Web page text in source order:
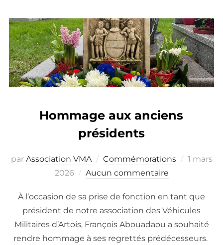
Hommage aux anciens
présidents
par Association VMA Commémorations
Publié
1 mars
2026
Aucun commentaire
À l’occasion de sa prise de fonction en tant que
président de notre association des Véhicules
Militaires d’Artois, François Abouadaou a souhaité
rendre hommage à ses regrettés prédécesseurs.